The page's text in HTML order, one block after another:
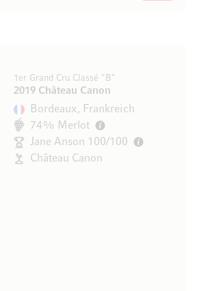
1er Grand Cru Classé "B"
2019 Château Canon
Bordeaux, Frankreich
74% Merlot
Jane Anson 100/100
Château Canon